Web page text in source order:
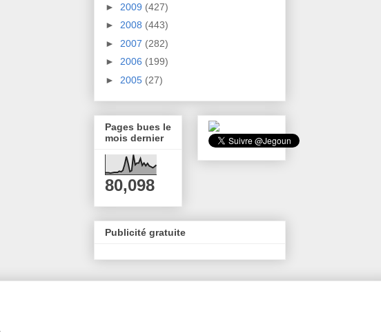
► 2009 (427)
► 2008 (443)
► 2007 (282)
► 2006 (199)
► 2005 (27)
Pages bues le
mois dernier
80,098
Publicité gratuite